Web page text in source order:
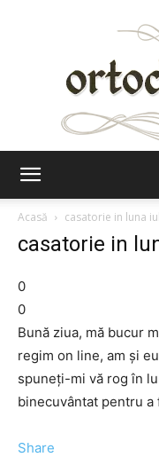
Acasă
casatorie in luna
casatorie in
0
0
Bună ziua, mă bucur
regim on line, am și
spuneți-mi vă rog în
binecuvântat pentru
Share